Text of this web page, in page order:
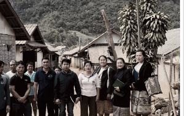
are essential competencies for
the food industry and aquatic product
created a highly engaging
environment. Students actively
sushi, exchanged knowledge and
instructors, and the guest
proudly presented their finished
learning and industry practice by
with direct exposure to current
technological innovations, and
systems within Thailand's giant
industry.The seminar featured three
representing key sectors of the
Sayomporn Charoenrak,
สใหม่ ๆ ให้กับนักศึกษาและคณะใน
Faculty of Fisheries
Resources Welcomes Alumni to
Partnerships The Faculty of
and Aquatic Resources, Maejo
welcomed Mr. Sayumporn
Kittipat Srisomwong, distinguished
for a collaborative meeting
าวิทยาลัยแม่โจ้ พร้อมด้วย คณะผู้บริหาร
ศิษย์เก่า และบุคลากร รวมจำนวน 25 คน
รรมสวดพระอภิธรรมพระบรมศพสมเด็จ
ระบรมราชินีนาถ พระบรมราชชนนีพันปีหลวง
ราสาท พระบรมมหาราชวัง และเข้ากราบ
เด็จพระเจ้าลูกเธอ เจ้าฟ้าพัชรกิติยาภา นเร
ลวงราชสาริณีสิริพัชร มหาวัชรราชธิดา ณ
พระบรมมหาราชวัง การเข้าร่วมพิธีในครั้งนี้